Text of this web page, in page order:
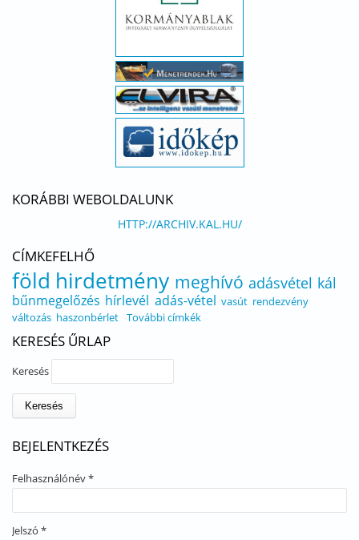
KORÁBBI WEBOLDALUNK
HTTP://ARCHIV.KAL.HU/
CÍMKEFELHŐ
föld hirdetmény meghívó adásvétel kál
bűnmegelőzés hírlevél adás-vétel vasút rendezvény
változás haszonbérlet További címkék
KERESÉS ŰRLAP
Keresés
BEJELENTKEZÉS
Felhasználónév*
Jelszó *